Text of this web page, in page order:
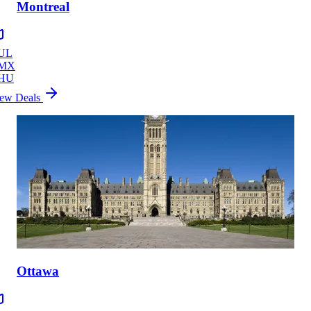
Montreal
Deals
Ottawa